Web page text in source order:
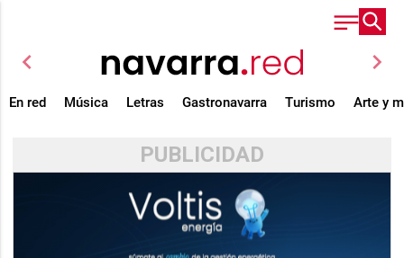
chevron_left chevron_right
En red Música Letras Gastronavarra Turismo Arte y
PUBLICIDAD